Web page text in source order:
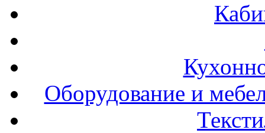
Оборудование и